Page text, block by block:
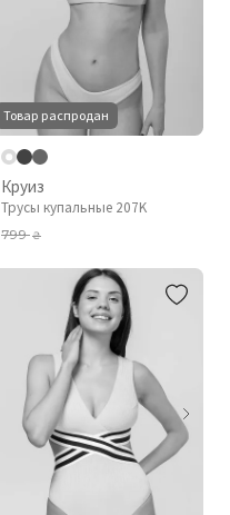
Товар распродан
Круиз
Трусы купальные 207K
799₴